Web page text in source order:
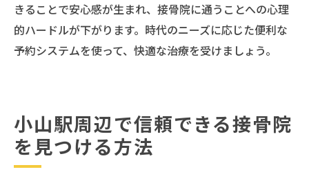
きることで安心感が生まれ、接骨院に通うことへの心理
的ハードルが下がります。時代のニーズに応じた便利な
予約システムを使って、快適な治療を受けましょう。
小山駅周辺で信頼できる接骨院
を見つける方法